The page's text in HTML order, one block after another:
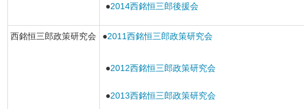
●2014西銘恒三郎後援会
西銘恒三郎政策研究会 ●2011西銘恒三郎政策研究会
●2012西銘恒三郎政策研究会
●2013西銘恒三郎政策研究会